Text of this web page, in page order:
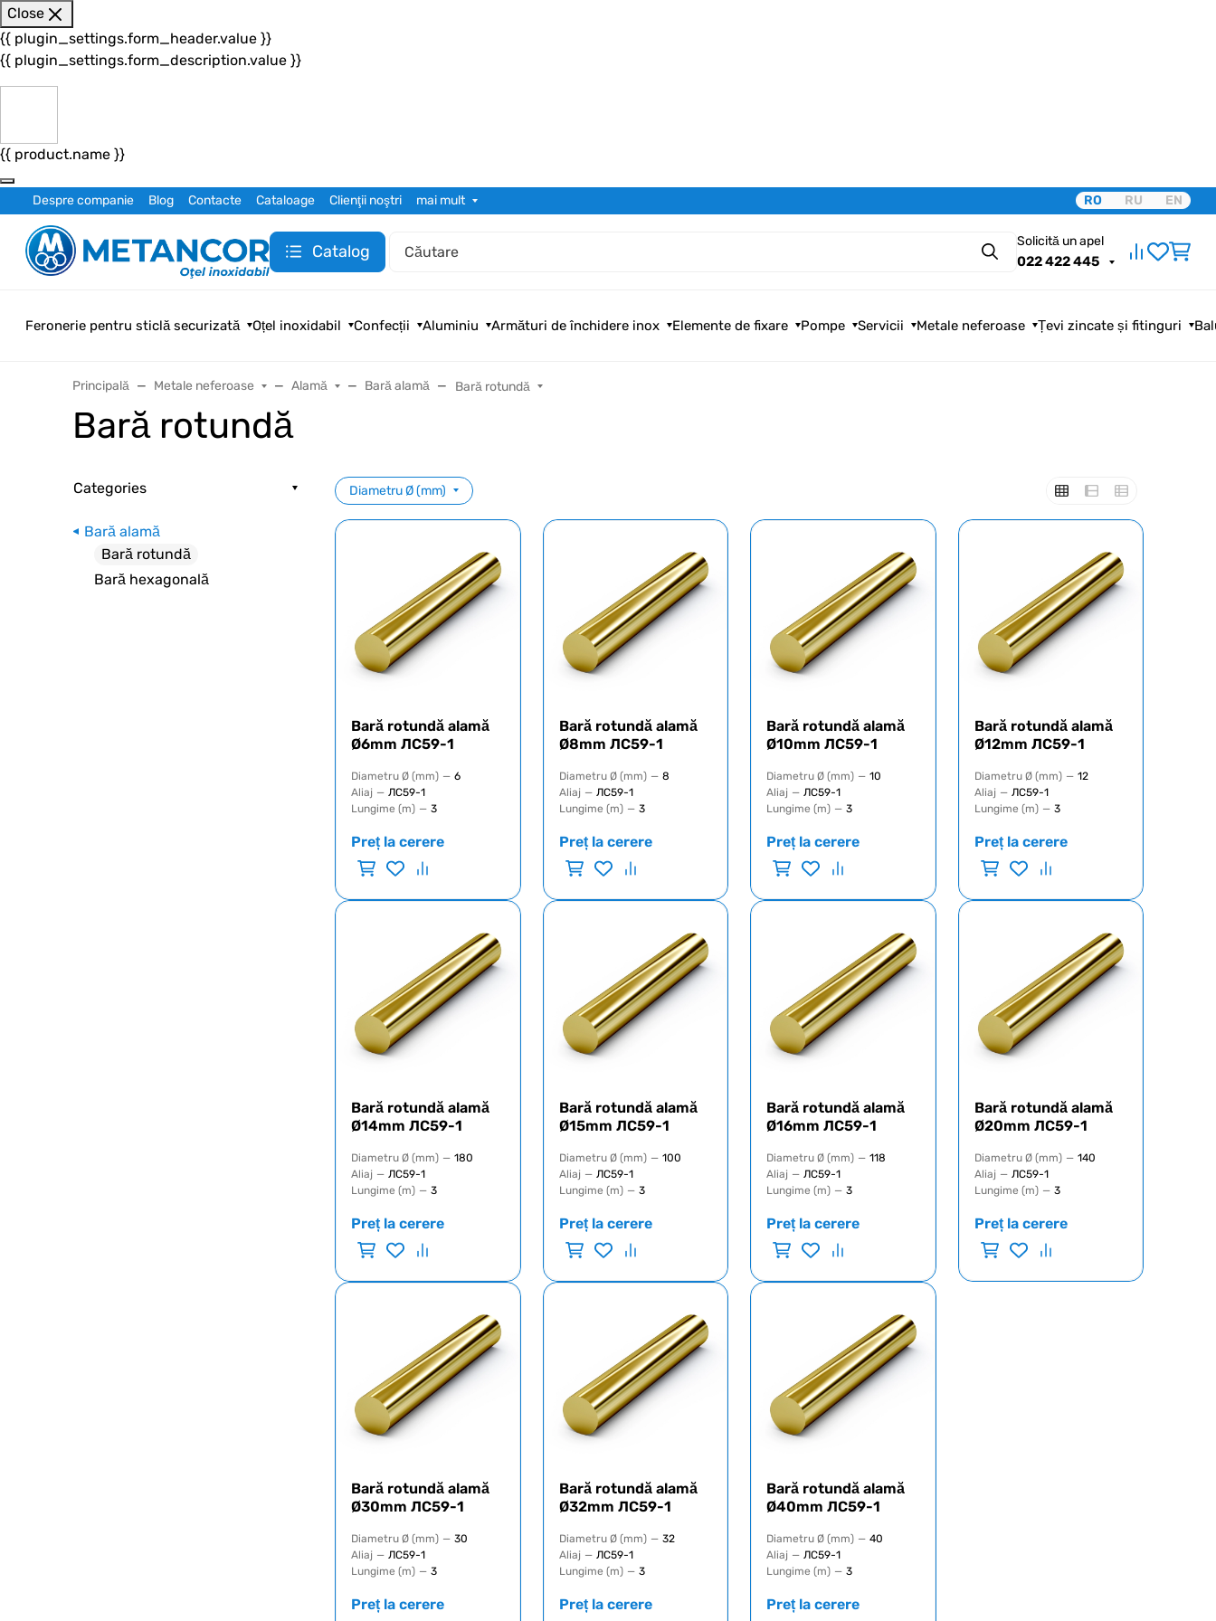
Close
{{ plugin_settings.form_header.value }}
{{ plugin_settings.form_description.value }}
{{ product.name }}
Despre companie Blog Contacte Cataloage Clienţii noştri mai mult RO RU EN
Catalog Căutare
Solicită un apel
022 422 445
Feronerie pentru sticlă securizată Oțel inoxidabil Confecții Aluminiu Armături de închidere inox Elemente de fixare Pompe Servicii Metale neferoase Țevi zincate și fitinguri
Principală Metale neferoase Alamă Bară alamă Bară rotundă
Bară rotundă
Categories
Bară alamă
Bară rotundă
Bară hexagonală
Diametru Ø (mm)
Bară rotundă alamă
Ø6mm ЛС59-1
Diametru Ø (mm) — 6
Aliaj — ЛС59-1
Lungime (m) — 3
Preț la cerere
Bară rotundă alamă
Ø8mm ЛС59-1
Diametru Ø (mm) — 8
Aliaj — ЛС59-1
Lungime (m) — 3
Preț la cerere
Bară rotundă alamă
Ø10mm ЛС59-1
Diametru Ø (mm) — 10
Aliaj — ЛС59-1
Lungime (m) — 3
Preț la cerere
Bară rotundă alamă
Ø12mm ЛС59-1
Diametru Ø (mm) — 12
Aliaj — ЛС59-1
Lungime (m) — 3
Preț la cerere
Bară rotundă alamă
Ø14mm ЛС59-1
Diametru Ø (mm) — 180
Aliaj — ЛС59-1
Lungime (m) — 3
Preț la cerere
Bară rotundă alamă
Ø15mm ЛС59-1
Diametru Ø (mm) — 100
Aliaj — ЛС59-1
Lungime (m) — 3
Preț la cerere
Bară rotundă alamă
Ø16mm ЛС59-1
Diametru Ø (mm) — 118
Aliaj — ЛС59-1
Lungime (m) — 3
Preț la cerere
Bară rotundă alamă
Ø20mm ЛС59-1
Diametru Ø (mm) — 140
Aliaj — ЛС59-1
Lungime (m) — 3
Preț la cerere
Bară rotundă alamă
Ø30mm ЛС59-1
Diametru Ø (mm) — 30
Aliaj — ЛС59-1
Lungime (m) — 3
Preț la cerere
Bară rotundă alamă
Ø32mm ЛС59-1
Diametru Ø (mm) — 32
Aliaj — ЛС59-1
Lungime (m) — 3
Preț la cerere
Bară rotundă alamă
Ø40mm ЛС59-1
Diametru Ø (mm) — 40
Aliaj — ЛС59-1
Lungime (m) — 3
Preț la cerere